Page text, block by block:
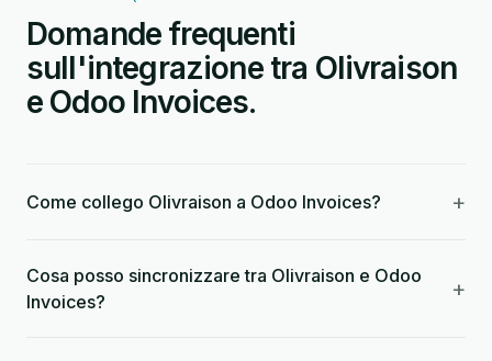
Domande frequenti
sull'integrazione tra Olivraison
e Odoo Invoices.
Come collego Olivraison a Odoo Invoices? +
Cosa posso sincronizzare tra Olivraison e Odoo
Invoices?
+